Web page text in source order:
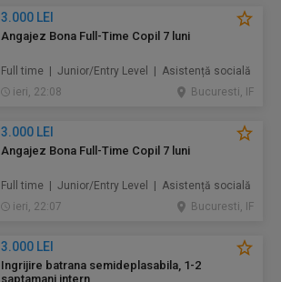
3.000 LEI
Angajez Bona Full-Time Copil 7 luni
Full time | Junior/Entry Level | Asistență socială
ieri, 22:08
Bucuresti, IF
3.000 LEI
Angajez Bona Full-Time Copil 7 luni
Full time | Junior/Entry Level | Asistență socială
ieri, 22:07
Bucuresti, IF
3.000 LEI
Ingrijire batrana semideplasabila, 1-2
saptamani intern